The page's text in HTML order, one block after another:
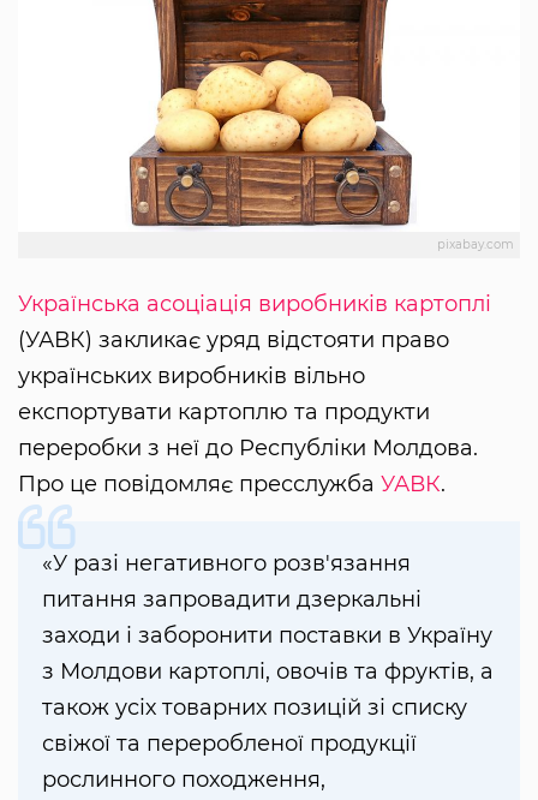
pixabay.com
Українська асоціація виробників картоплі
(УАВК) закликає уряд відстояти право
українських виробників вільно
експортувати картоплю та продукти
переробки з неї до Республіки Молдова.
Про це повідомляє пресслужба УАВК.
«У разі негативного розв'язання
питання запровадити дзеркальні
заходи і заборонити поставки в Україну
з Молдови картоплі, овочів та фруктів, а
також усіх товарних позицій зі списку
свіжої та переробленої продукції
рослинного походження,